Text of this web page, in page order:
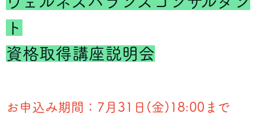
ト
資格取得講座説明会
お申込み期間：7月31日(金)18:00まで